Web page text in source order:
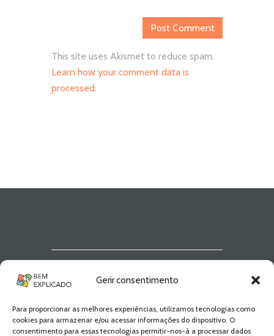
Gerir consentimento
Para proporcionar as melhores experiências, utilizamos tecnologias como
cookies para armazenar e/ou acessar informações do dispositivo. O
consentimento para essas tecnologias permitir-nos-à a processar dados
This site uses Akismet to reduce spam.
Learn how your comment data is
processed.
Explicado
Fica a par de todas as novidades! Zero
Spam, apenas novidades e novos